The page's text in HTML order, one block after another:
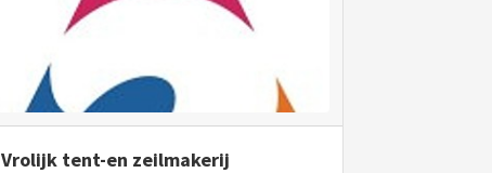
Vrolijk tent-en zeilmakerij